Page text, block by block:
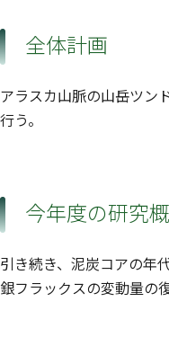
全体計画
アラスカ山脈の山岳ツン
行う。
今年度の研究
引き続き、泥炭コアの年
銀フラックスの変動量の